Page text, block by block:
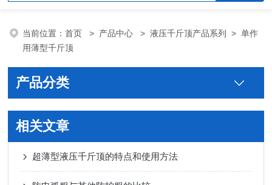
当前位置：首页 > 产品中心 >液压千斤顶产品系列 >单作
用薄型千斤顶
产品分类
相关文章
超薄型液压千斤顶的特点和使用方法